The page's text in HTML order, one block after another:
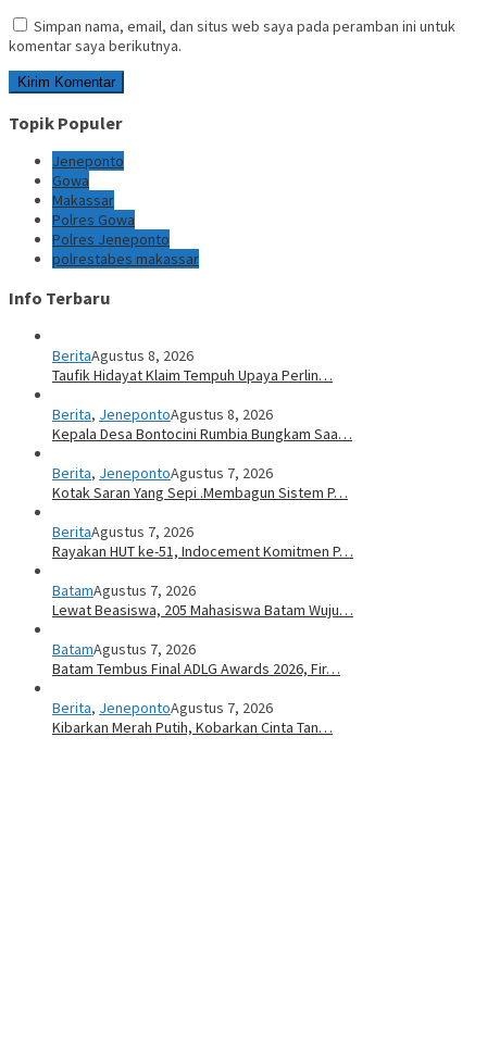
Simpan nama, email, dan situs web saya pada peramban ini untuk
komentar saya berikutnya.
Topik Populer
Jeneponto
Gowa
Makassar
Polres Gowa
Polres Jeneponto
polrestabes makassar
Info Terbaru
BeritaAgustus 8, 2026
Taufik Hidayat Klaim Tempuh Upaya Perlin…
Berita, JenepontoAgustus 8, 2026
Kepala Desa Bontocini Rumbia Bungkam Saa…
Berita, JenepontoAgustus 7, 2026
Kotak Saran Yang Sepi .Membagun Sistem P…
BeritaAgustus 7, 2026
Rayakan HUT ke-51, Indocement Komitmen P…
BatamAgustus 7, 2026
Lewat Beasiswa, 205 Mahasiswa Batam Wuju…
BatamAgustus 7, 2026
Batam Tembus Final ADLG Awards 2026, Fir…
Berita, JenepontoAgustus 7, 2026
Kibarkan Merah Putih, Kobarkan Cinta Tan…